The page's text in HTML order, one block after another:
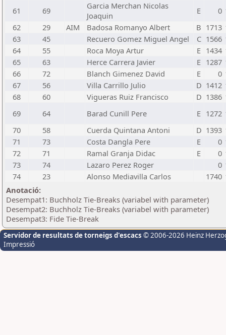
61
69
Garcia Merchan Nicolas
Joaquin
E 0
62
29 AIM Badosa Romanyo Albert B 1713
63
45 Recuero Gomez Miguel Angel C 1566
64
55 Roca Moya Artur E 1434
65
63 Herce Carrera Javier E 1287
66
72 Blanch Gimenez David E 0
67
56 Villa Carrillo Julio D 1412
68
60 Vigueras Ruiz Francisco D 1386
69
64 Barad Cunill Pere E 1272
70
58 Cuerda Quintana Antoni D 1393
71
73 Costa Dangla Pere E 0
72
71 Ramal Granja Didac E 0
73
74 Lazaro Perez Roger 0
74
23 Alonso Mediavilla Carlos 1740
Anotació:
Desempat1: Buchholz Tie-Breaks (variabel with parameter)
Desempat2: Buchholz Tie-Breaks (variabel with parameter)
Desempat3: Fide Tie-Break
Servidor de resultats de torneigs d'escacs © 2006-2026 Heinz
Impressió